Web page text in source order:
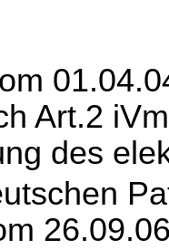
Art.2
des